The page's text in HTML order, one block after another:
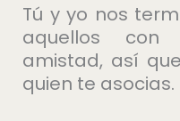
Tú y yo nos
aquellos
amistad, así
quien te asocias.